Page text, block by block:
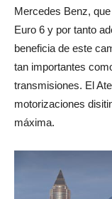
Mercedes Benz,
Euro 6 y por tanto
beneficia de este
tan importantes
transmisiones. El
motorizaciones
máxima.